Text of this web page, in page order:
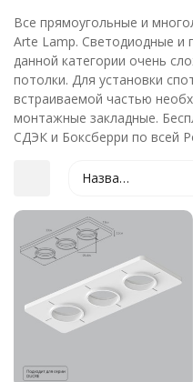
Все прямоугольные и
Arte Lamp. Светодиодные
данной категории очень
потолки. Для установки
встраиваемой частью
монтажные закладные.
СДЭК и Боксберри по всей
Название